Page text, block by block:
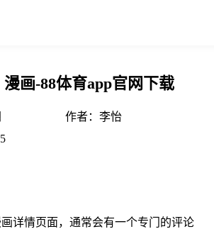
漫画-88体育app官网下载
作者： 李怡
详情页面，通常会有一个专门的评论